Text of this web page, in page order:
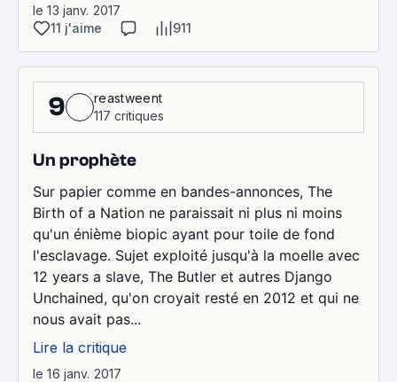
le 13 janv. 2017
11 j'aime
911
9
reastweent
117 critiques
Un prophète
Sur papier comme en bandes-annonces, The
Birth of a Nation ne paraissait ni plus ni moins
qu'un énième biopic ayant pour toile de fond
l'esclavage. Sujet exploité jusqu'à la moelle avec
12 years a slave, The Butler et autres Django
Unchained, qu'on croyait resté en 2012 et qui ne
nous avait pas...
Lire la critique
le 16 janv. 2017